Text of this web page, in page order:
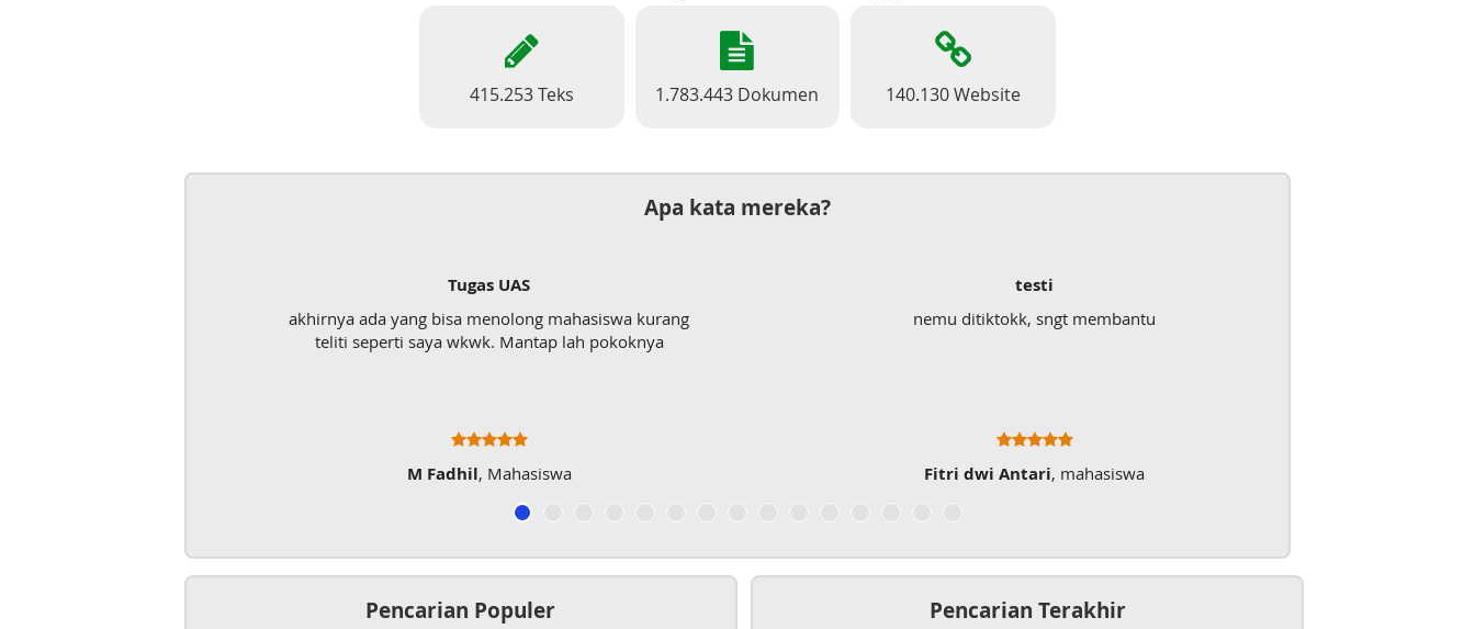
415.253 Teks 1.783.443 Dokumen 140.130 Website
Apa kata mereka?
Tugas UAS
akhirnya ada yang bisa menolong mahasiswa kurang
teliti seperti saya wkwk. Mantap lah pokoknya
M Fadhil, Mahasiswa
testi
nemu ditiktokk, sngt membantu
Fitri dwi Antari, mahasiswa
Pencarian Populer Pencarian Terakhir